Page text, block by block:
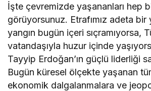
İşte çevremizde yaşananları hep
görüyorsunuz. Etrafımız adeta bir
yangın bugün içeri sıçramıyorsa,
vatandaşıyla huzur içinde
Tayyip Erdoğan’ın güçlü liderliği
Bugün küresel ölçekte yaşanan
ekonomik dalgalanmalara ve